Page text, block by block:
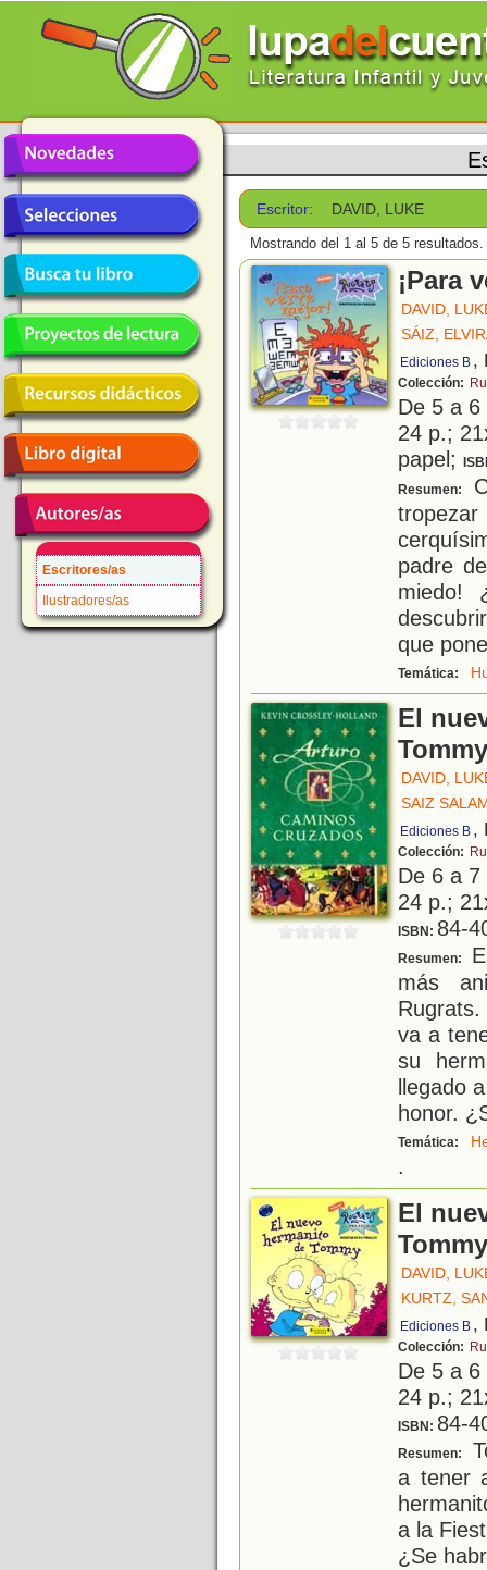
Escritores/as
Ilustradores/as
Escritor: DAVID, LUKE
Mostrando del 1 al 5 de 5 resultados.
¡Para
DAVID,
SÁIZ,
Ediciones B ,
Colección:
De 5 a
24 p.;
papel;
Resumen:
padre
miedo!
que
Temática:
El
Tommy
DAVID,
SAIZ
Ediciones B ,
Colección:
De 6 a
24 p.;
ISBN: 84-
Resumen:
más
va a
su
llegado
honor.
Temática:
.
El
Tommy
DAVID,
KURTZ,
Ediciones B ,
Colección:
De 5 a
24 p.;
ISBN: 84-
Resumen:
a tener
a la
¿Se